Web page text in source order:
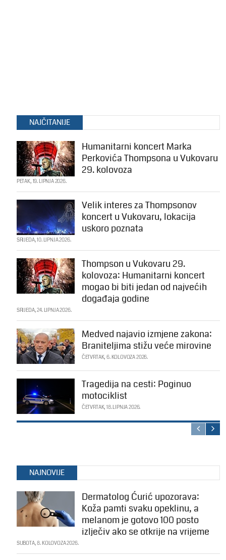
NAJČITANIJE
Humanitarni koncert Marka
Perkovića Thompsona u Vukovaru
29. kolovoza
PETAK, 19. LIPNJA 2026.
Velik interes za Thompsonov
koncert u Vukovaru, lokacija
uskoro poznata
SRIJEDA, 10. LIPNJA 2026.
Thompson u Vukovaru 29.
kolovoza: Humanitarni koncert
mogao bi biti jedan od najvećih
događaja godine
SRIJEDA, 24. LIPNJA 2026.
Medved najavio izmjene zakona:
Braniteljima stižu veće mirovine
ČETVRTAK, 6. KOLOVOZA 2026.
Tragedija na cesti: Poginuo
motociklist
ČETVRTAK, 18. LIPNJA 2026.
NAJNOVIJE
Dermatolog Ćurić upozorava:
Koža pamti svaku opeklinu, a
melanom je gotovo 100 posto
izlječiv ako se otkrije na vrijeme
SUBOTA, 8. KOLOVOZA 2026.